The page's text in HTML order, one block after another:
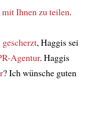
mit Ihnenzu teilen.
, Haggis sei
Agentur. Haggis
? Ich wünsche guten